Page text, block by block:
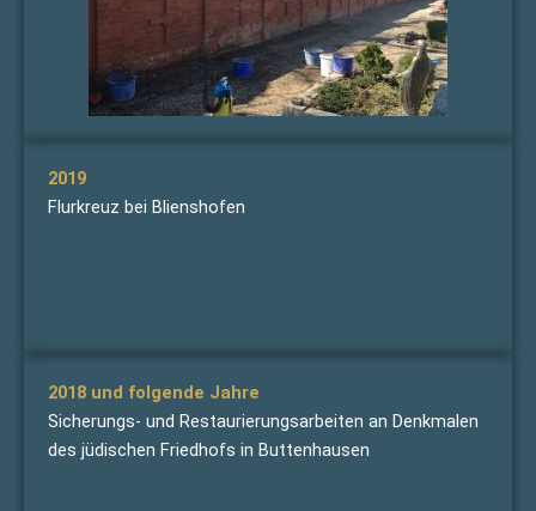
2019
Flurkreuz bei Blienshofen
2018 und folgende Jahre
Sicherungs- und Restaurierungsarbeiten an Denkmalen
des jüdischen Friedhofs in Buttenhausen